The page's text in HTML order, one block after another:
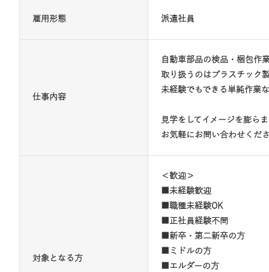
雇用形態 派遣社員
仕事内容
自動車部品の検品・梱包作
取り扱うのはプラスチック
未経験でもできる単純作業
見学をしてイメージを膨ら
お気軽にお問い合わせくだ
対象となる方
＜歓迎＞
■未経験歓迎
■職種未経験OK
■正社員経験不問
■新卒・第二新卒の方
■ミドルの方
■エルダーの方